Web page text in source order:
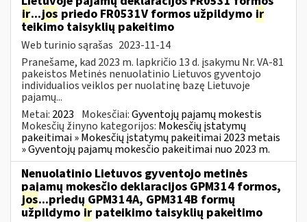
ir...jos priedo FR0531V formos užpildymo ir
teikimo taisyklių pakeitimo
Web turinio sąrašas 2023-11-14
Pranešame, kad 2023 m. lapkričio 13 d. įsakymu Nr. VA-81
pakeistos Metinės nenuolatinio Lietuvos gyventojo
individualios veiklos per nuolatinę bazę Lietuvoje
pajamų...
Metai: 2023 Mokesčiai:Gyventojų pajamų mokestis
Mokesčių žinyno kategorijos: Mokesčių įstatymų
pakeitimai » Mokesčių įstatymų pakeitimai 2023 metais
» Gyventojų pajamų mokesčio pakeitimai nuo 2023 m.
Nenuolatinio Lietuvos gyventojo metinės
pajamų mokesčio deklaracijos GPM314 formos,
jos...priedų GPM314A, GPM314B formų
užpildymo ir pateikimo taisyklių pakeitimo